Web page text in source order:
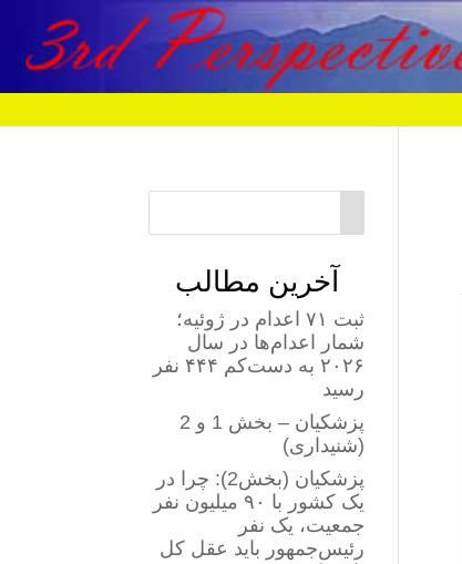
آخرین مطالب
ثبت ۷۱ اعدام در ژوئیه؛
شمار اعدام‌ها در سال
۲۰۲۶ به دست‌کم ۴۴۴ نفر
رسید
پزشکیان – بخش 1 و 2
(شنیداری)
پزشکیان (بخش2): چرا در
یک کشور با ۹۰ میلیون نفر
جمعیت، یک نفر
رئیس‌جمهور باید عقل کل